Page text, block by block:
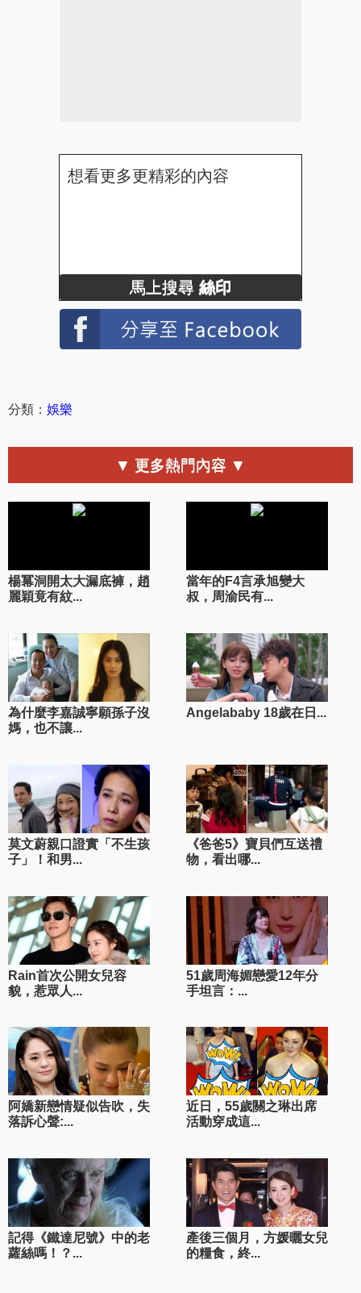
想看更多更精彩的內容
馬上搜尋 絲印
分類： 娛樂
▼ 更多熱門內容 ▼
楊冪洞開太大漏底褲，趙
麗穎竟有紋...
當年的F4言承旭變大
叔，周渝民有...
為什麼李嘉誠寧願孫子沒
媽，也不讓...
Angelababy 18歲在日...
莫文蔚親口證實「不生孩
子」！和男...
《爸爸5》寶貝們互送禮
物，看出哪...
Rain首次公開女兒容
貌，惹眾人...
51歲周海媚戀愛12年分
手坦言：...
阿嬌新戀情疑似告吹，失
落訴心聲:...
近日，55歲關之琳出席
活動穿成這...
記得《鐵達尼號》中的老
蘿絲嗎！？...
產後三個月，方媛曬女兒
的糧食，終...